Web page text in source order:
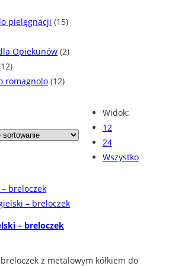
Widok:
12
24
Wszystko
– breloczek
z metalowym kółkiem do
pielęgnacji (15)
Opiekunów (2)
romagnolo (12)